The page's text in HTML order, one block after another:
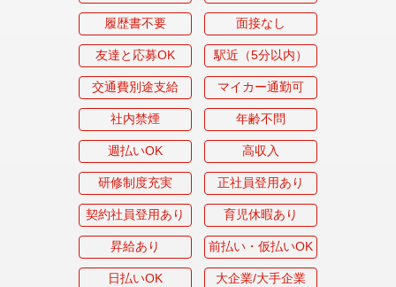
履歴書不要 面接なし
友達と応募OK 駅近（5分以内）
交通費別途支給 マイカー通勤可
社内禁煙 年齢不問
週払いOK 高収入
研修制度充実 正社員登用あり
契約社員登用あり 育児休暇あり
昇給あり 前払い・仮払いOK
日払いOK 大企業/大手企業